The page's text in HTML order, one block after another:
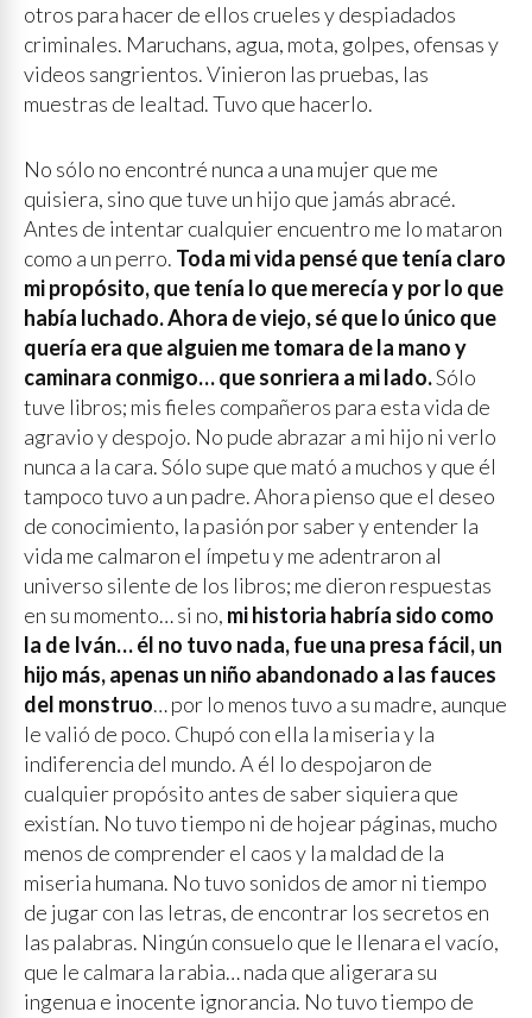
otros para hacer de ellos crueles y despiadados
criminales. Maruchans, agua, mota, golpes, ofensas y
videos sangrientos. Vinieron las pruebas, las
muestras de lealtad. Tuvo que hacerlo.
No sólo no encontré nunca a una mujer que me
quisiera, sino que tuve un hijo que jamás abracé.
Antes de intentar cualquier encuentro me lo mataron
como a un perro. Toda mi vida pensé que tenía claro
mi propósito, que tenía lo que merecía y por lo que
había luchado. Ahora de viejo, sé que lo único que
quería era que alguien me tomara de la mano y
caminara conmigo… que sonriera a mi lado.Sólo
tuve libros; mis fieles compañeros para esta vida de
agravio y despojo. No pude abrazar a mi hijo ni verlo
nunca a la cara. Sólo supe que mató a muchos y que él
tampoco tuvo a un padre. Ahora pienso que el deseo
de conocimiento, la pasión por saber y entender la
vida me calmaron el ímpetu y me adentraron al
universo silente de los libros; me dieron respuestas
en su momento… si no, mi historia habría sido como
la de Iván… él no tuvo nada, fue una presa fácil, un
hijo más, apenas un niño abandonado a las fauces
del monstruo… por lo menos tuvo a su madre, aunque
le valió de poco. Chupó con ella la miseria y la
indiferencia del mundo. A él lo despojaron de
cualquier propósito antes de saber siquiera que
existían. No tuvo tiempo ni de hojear páginas, mucho
menos de comprender el caos y la maldad de la
miseria humana. No tuvo sonidos de amor ni tiempo
de jugar con las letras, de encontrar los secretos en
las palabras. Ningún consuelo que le llenara el vacío,
que le calmara la rabia… nada que aligerara su
ingenua e inocente ignorancia. No tuvo tiempo de